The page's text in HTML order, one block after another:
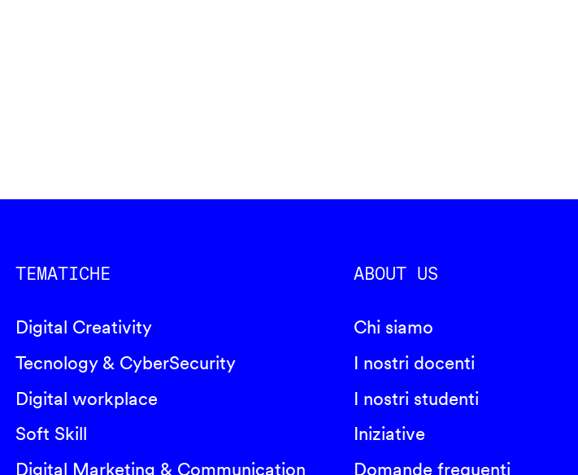
TEMATICHE
Digital Creativity
Tecnology & CyberSecurity
Digital workplace
Soft Skill
Digital Marketing & Communication
ABOUT US
Chi siamo
I nostri docenti
I nostri studenti
Iniziative
Domande frequenti